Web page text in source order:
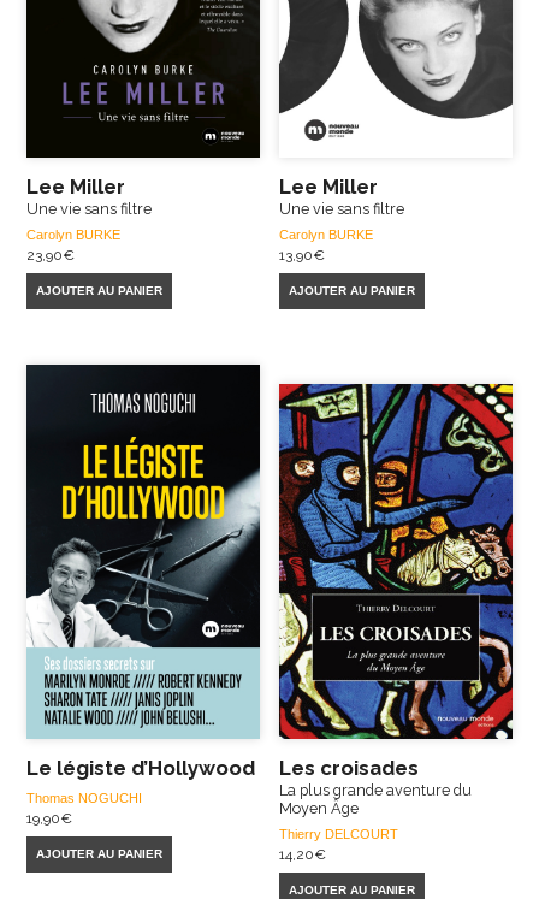
Lee Miller
Une vie sans filtre
Carolyn BURKE
23,90€
AJOUTER AU PANIER
Lee Miller
Une vie sans filtre
Carolyn BURKE
13,90€
AJOUTER AU PANIER
Le légiste d’Hollywood
Thomas NOGUCHI
19,90€
AJOUTER AU PANIER
Les croisades
La plus grande aventure du
Moyen Âge
Thierry DELCOURT
14,20€
AJOUTER AU PANIER